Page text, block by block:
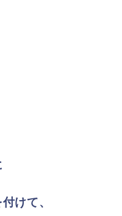
けて、